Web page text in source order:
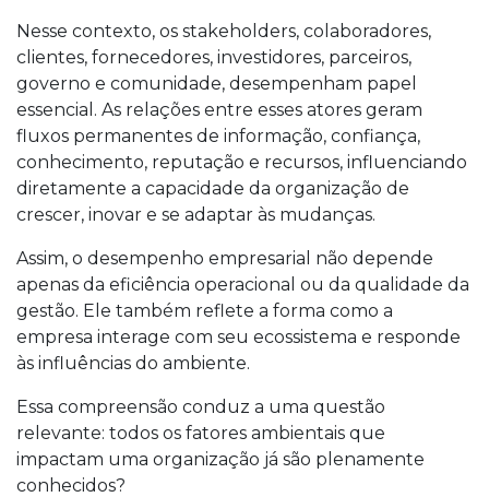
Nesse contexto, os stakeholders, colaboradores,
clientes, fornecedores, investidores, parceiros,
governo e comunidade, desempenham papel
essencial. As relações entre esses atores geram
fluxos permanentes de informação, confiança,
conhecimento, reputação e recursos, influenciando
diretamente a capacidade da organização de
crescer, inovar e se adaptar às mudanças.
Assim, o desempenho empresarial não depende
apenas da eficiência operacional ou da qualidade da
gestão. Ele também reflete a forma como a
empresa interage com seu ecossistema e responde
às influências do ambiente.
Essa compreensão conduz a uma questão
relevante: todos os fatores ambientais que
impactam uma organização já são plenamente
conhecidos?